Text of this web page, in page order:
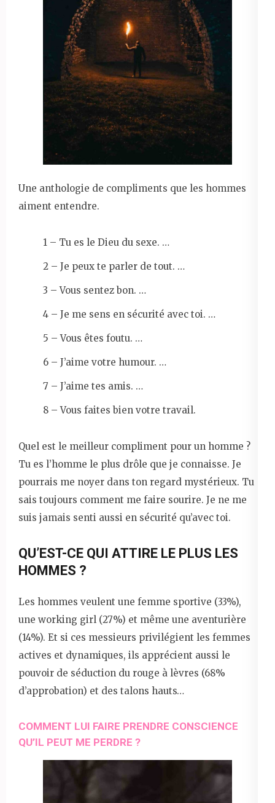
Une anthologie de compliments que les hommes
aiment entendre.
1 – Tu es le Dieu du sexe. …
2 – Je peux te parler de tout. …
3 – Vous sentez bon. …
4 – Je me sens en sécurité avec toi. …
5 – Vous êtes foutu. …
6 – J’aime votre humour. …
7 – J’aime tes amis. …
8 – Vous faites bien votre travail.
Quel est le meilleur compliment pour un homme ?
Tu es l’homme le plus drôle que je connaisse. Je
pourrais me noyer dans ton regard mystérieux. Tu
sais toujours comment me faire sourire. Je ne me
suis jamais senti aussi en sécurité qu’avec toi.
QU’EST-CE QUI ATTIRE LE PLUS LES
HOMMES ?
Les hommes veulent une femme sportive (33%),
une working girl (27%) et même une aventurière
(14%). Et si ces messieurs privilégient les femmes
actives et dynamiques, ils apprécient aussi le
pouvoir de séduction du rouge à lèvres (68%
d’approbation) et des talons hauts…
COMMENT LUI FAIRE PRENDRE CONSCIENCE
QU’IL PEUT ME PERDRE ?